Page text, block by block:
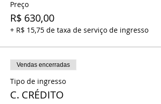
Preço
R$ 630,00
+ R$ 15,75 de taxa de serviço de ingresso
Vendas encerradas
Tipo de ingresso
C. CRÉDITO